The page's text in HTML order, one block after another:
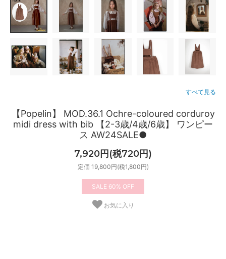
すべて見る
【Popelin】 MOD.36.1 Ochre-coloured corduroy
midi dress with bib 【2-3歳/4歳/6歳】 ワンピー
ス AW24SALE●
7,920円(税720円)
定価 19,800円(税1,800円)
60%
お気に入り